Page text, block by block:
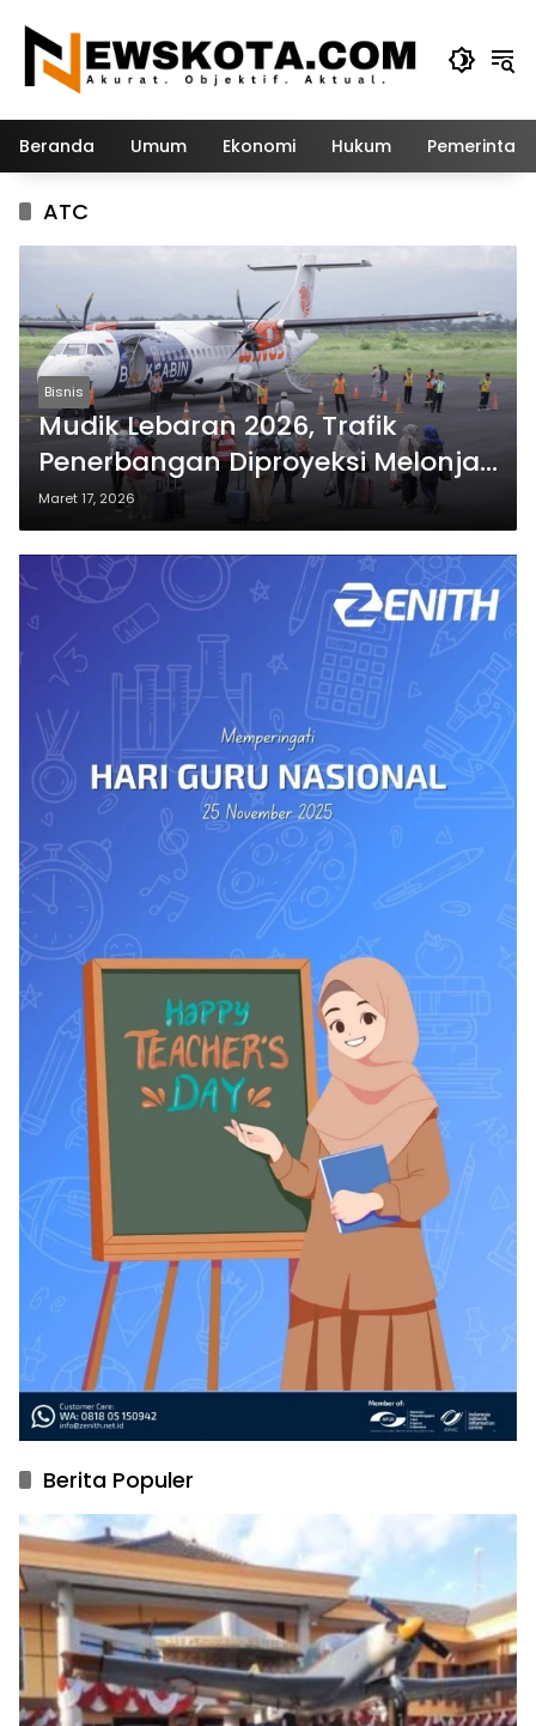
konten
Beranda Umum Ekonomi Hukum
ATC
Bisnis
Mudik Lebaran 2026, Trafik
Penerbangan Diproyeksi Melonjak
4,5 Persen
Maret 17, 2026
Berita Populer